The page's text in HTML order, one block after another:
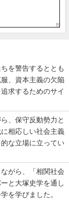
を警告するととも
、資本主義の欠陥
求するためのサイ
、保守反動勢力と
相応しい社会主義
な立場に立ってい
がら、「相関社会
と大塚史学を通し
を学びました。